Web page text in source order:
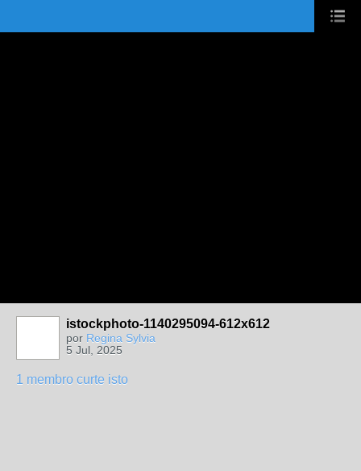
istockphoto-1140295094-612x612
por Regina Sylvia
5 Jul, 2025
1 membro curte isto